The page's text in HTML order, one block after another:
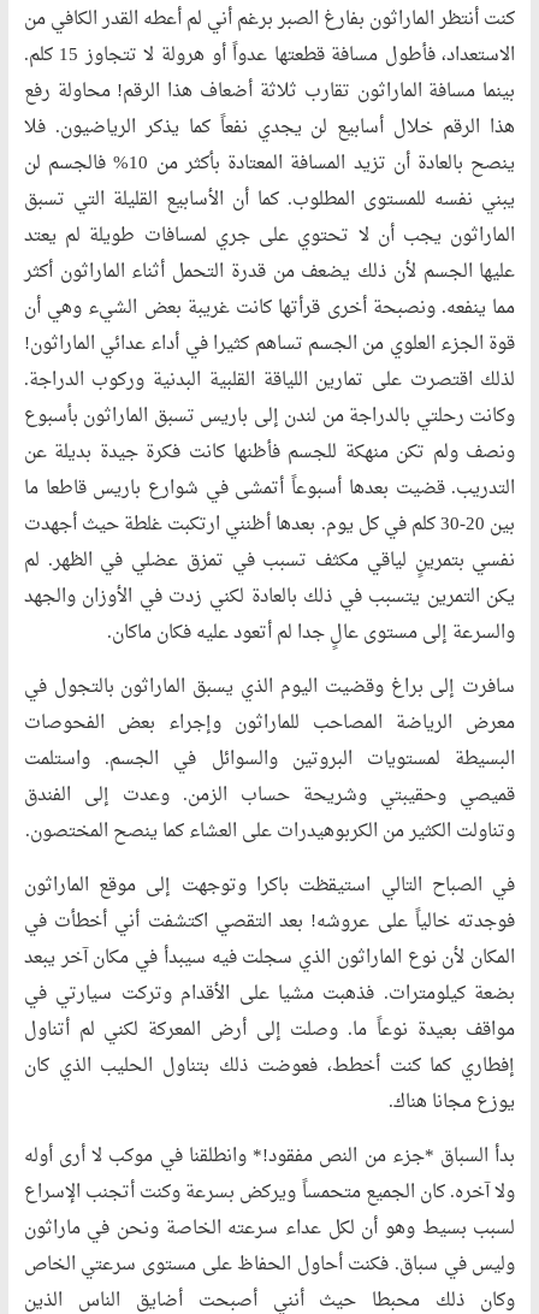
كنت أنتظر الماراثون بفارغ الصبر برغم أني لم أعطه القدر الكافي من
الاستعداد، فأطول مسافة قطعتها عدواً أو هرولة لا تتجاوز 15 كلم.
بينما مسافة الماراثون تقارب ثلاثة أضعاف هذا الرقم! محاولة رفع
هذا الرقم خلال أسابيع لن يجدي نفعاً كما يذكر الرياضيون. فلا
ينصح بالعادة أن تزيد المسافة المعتادة بأكثر من 10% فالجسم لن
يبني نفسه للمستوى المطلوب. كما أن الأسابيع القليلة التي تسبق
الماراثون يجب أن لا تحتوي على جري لمسافات طويلة لم يعتد
عليها الجسم لأن ذلك يضعف من قدرة التحمل أثناء الماراثون أكثر
مما ينفعه. ونصبحة أخرى قرأتها كانت غريبة بعض الشيء وهي أن
قوة الجزء العلوي من الجسم تساهم كثيرا في أداء عدائي الماراثون!
لذلك اقتصرت على تمارين اللياقة القلبية البدنية وركوب الدراجة.
وكانت رحلتي بالدراجة من لندن إلى باريس تسبق الماراثون بأسبوع
ونصف ولم تكن منهكة للجسم فأظنها كانت فكرة جيدة بديلة عن
التدريب. قضيت بعدها أسبوعاً أتمشى في شوارع باريس قاطعا ما
بين 20-30 كلم في كل يوم. بعدها أظنني ارتكبت غلطة حيث أجهدت
نفسي بتمرينٍ لياقي مكثف تسبب في تمزق عضلي في الظهر. لم
يكن التمرين يتسبب في ذلك بالعادة لكني زدت في الأوزان والجهد
والسرعة إلى مستوى عالٍ جدا لم أتعود عليه فكان ماكان.
سافرت إلى براغ وقضيت اليوم الذي يسبق الماراثون بالتجول في
معرض الرياضة المصاحب للماراثون وإجراء بعض الفحوصات
البسيطة لمستويات البروتين والسوائل في الجسم. واستلمت
قميصي وحقيبتي وشريحة حساب الزمن. وعدت إلى الفندق
وتناولت الكثير من الكربوهيدرات على العشاء كما ينصح المختصون.
في الصباح التالي استيقظت باكرا وتوجهت إلى موقع الماراثون
فوجدته خالياً على عروشه! بعد التقصي اكتشفت أني أخطأت في
المكان لأن نوع الماراثون الذي سجلت فيه سيبدأ في مكان آخر يبعد
بضعة كيلومترات. فذهبت مشيا على الأقدام وتركت سيارتي في
مواقف بعيدة نوعاً ما. وصلت إلى أرض المعركة لكني لم أتناول
إفطاري كما كنت أخطط، فعوضت ذلك بتناول الحليب الذي كان
يوزع مجانا هناك.
بدأ السباق *جزء من النص مفقود!* وانطلقنا في موكب لا أرى أوله
ولا آخره. كان الجميع متحمساً ويركض بسرعة وكنت أتجنب الإسراع
لسبب بسيط وهو أن لكل عداء سرعته الخاصة ونحن في ماراثون
وليس في سباق. فكنت أحاول الحفاظ على مستوى سرعتي الخاص
وكان ذلك محبطا حيث أنني أصبحت أضايق الناس الذين